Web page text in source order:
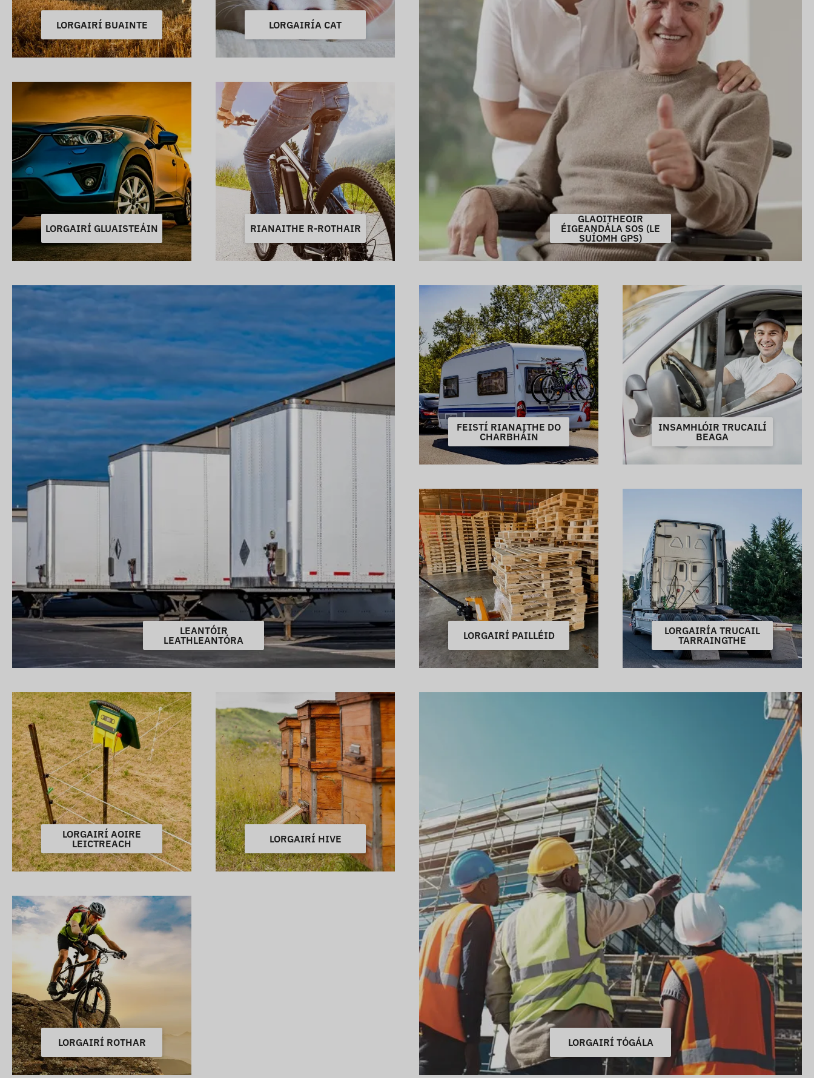
GLAOITHEOIR
ÉIGEANDÁLA SOS (LE
SUÍOMH GPS)
LORGAIRÍ BUAINTE LORGAIRÍA CAT
LORGAIRÍ GLUAISTEÁIN RIANAITHE R-ROTHAIR
LEANTÓIR
LEATHLEANTÓRA
FEISTÍ RIANAITHE DO
CHARBHÁIN
INSAMHLÓIR TRUCAILÍ
BEAGA
LORGAIRÍ PAILLÉID
LORGAIRÍA TRUCAIL
TARRAINGTHE
LORGAIRÍ TÓGÁLA
LORGAIRÍ AOIRE
LEICTREACH
LORGAIRÍ HIVE
LORGAIRÍ ROTHAR